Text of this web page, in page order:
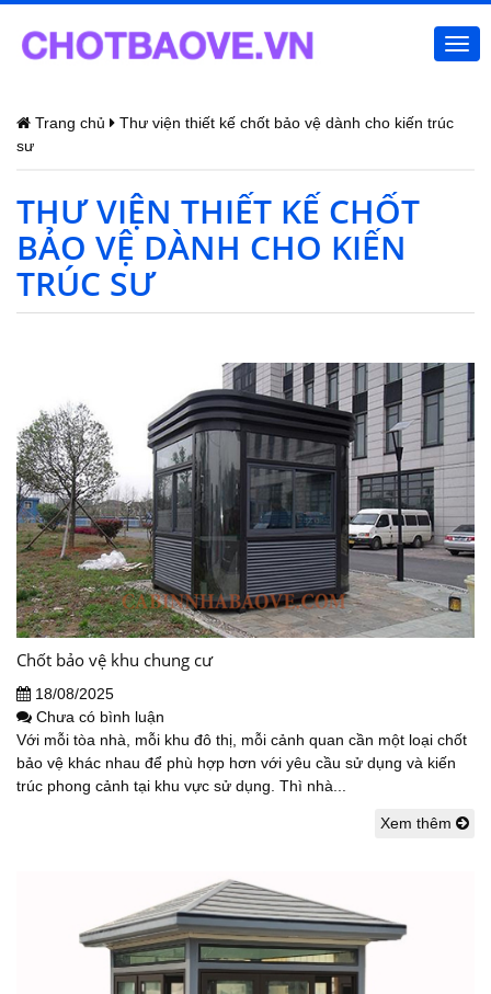
Trang chủ
Thư viện thiết kế chốt bảo vệ dành cho kiến trúc
sư
THƯ VIỆN THIẾT KẾ CHỐT
BẢO VỆ DÀNH CHO KIẾN
TRÚC SƯ
Chốt bảo vệ khu chung cư
18/08/2025
Chưa có bình luận
Với mỗi tòa nhà, mỗi khu đô thị, mỗi cảnh quan cần một loại chốt
bảo vệ khác nhau để phù hợp hơn với yêu cầu sử dụng và kiến
trúc phong cảnh tại khu vực sử dụng. Thì nhà...
Xem thêm